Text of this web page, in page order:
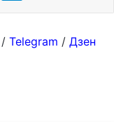
/ Telegram / Дзен